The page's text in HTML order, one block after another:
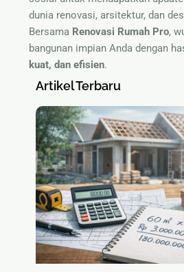
dunia renovasi, arsitektur, dan
Bersama Renovasi Rumah Pro,
bangunan impian Anda dengan
kuat, dan efisien.
Artikel Terbaru